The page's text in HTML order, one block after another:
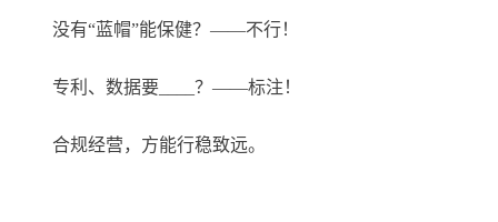
没有“蓝帽”能保健？——不行！
专利、数据要____？——标注！
合规经营，方能行稳致远。